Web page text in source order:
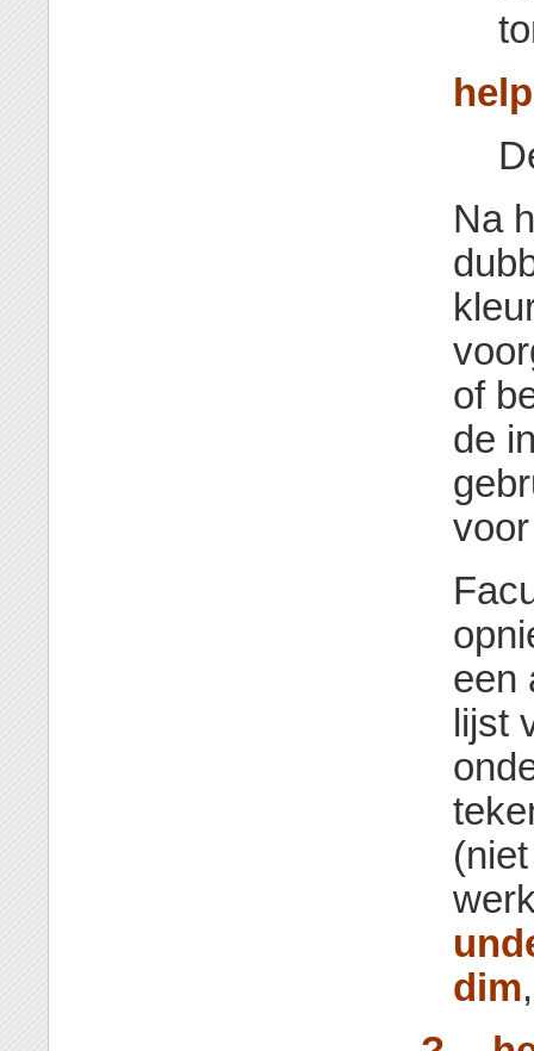
Na
of
de
een
lijst
dim